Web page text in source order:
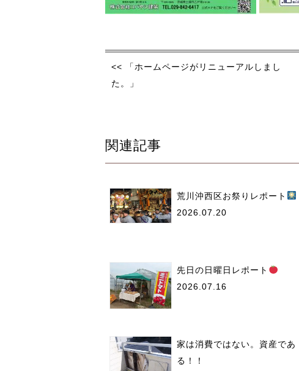
<< 「ホームページがリニューアルしまし
た。」
関連記事
荒川沖西区お祭りレポート
2026.07.20
先日の日曜日レポート
2026.07.16
家は消費ではない。資産であ
る！！